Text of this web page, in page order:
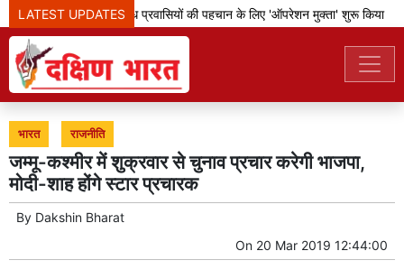
LATEST UPDATES
बेंगलूरु पुलिस ने अवैध प्रवासियों की पहचान के लिए 'ऑपरेशन मुक्ता' शुरू किया
भारत राजनीति
जम्मू-कश्मीर में शुक्रवार से चुनाव प्रचार करेगी भाजपा,
मोदी-शाह होंगे स्टार प्रचारक
By Dakshin Bharat
On 20 Mar 2019 12:44:00